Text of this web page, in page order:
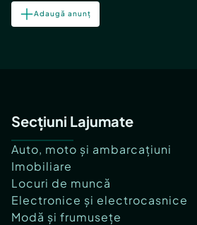
Adaugă anunț
Secțiuni Lajumate
Auto, moto și ambarcațiuni
Imobiliare
Locuri de muncă
Electronice și electrocasnice
Modă și frumusețe